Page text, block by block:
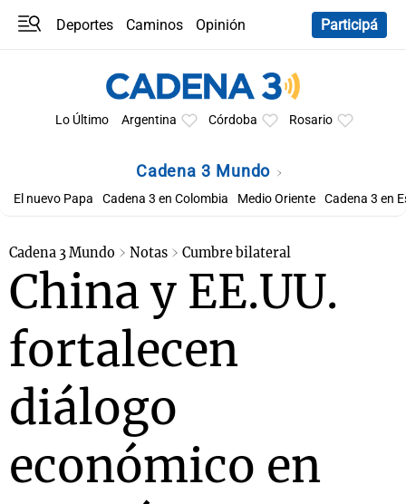
Deportes Caminos
Opinión
Participá
Lo Último Argentina Córdoba Rosario
Cadena 3 Mundo
El nuevo Papa Cadena 3 en Colombia Medio Oriente Cadena 3 en
Cadena 3 Mundo Notas Cumbre bilateral
China y EE.UU.
fortalecen
diálogo
económico en